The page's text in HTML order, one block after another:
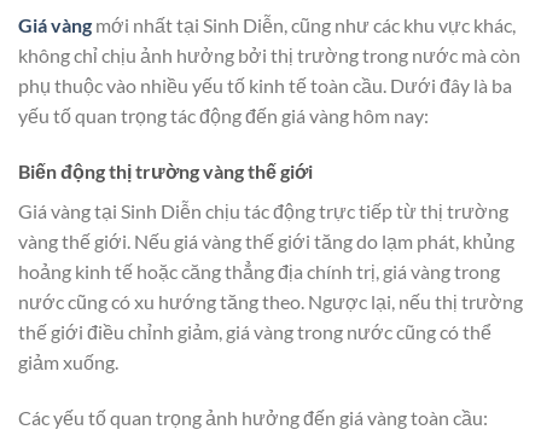
Giá vàng mới nhất tại Sinh Diễn, cũng như các khu vực khác,
không chỉ chịu ảnh hưởng bởi thị trường trong nước mà còn
phụ thuộc vào nhiều yếu tố kinh tế toàn cầu. Dưới đây là ba
yếu tố quan trọng tác động đến giá vàng hôm nay:
Biến động thị trường vàng thế giới
Giá vàng tại Sinh Diễn chịu tác động trực tiếp từ thị trường
vàng thế giới. Nếu giá vàng thế giới tăng do lạm phát, khủng
hoảng kinh tế hoặc căng thẳng địa chính trị, giá vàng trong
nước cũng có xu hướng tăng theo. Ngược lại, nếu thị trường
thế giới điều chỉnh giảm, giá vàng trong nước cũng có thể
giảm xuống.
Các yếu tố quan trọng ảnh hưởng đến giá vàng toàn cầu: